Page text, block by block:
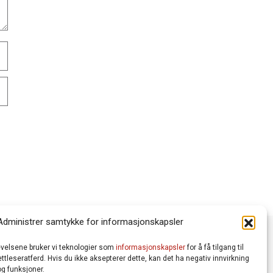
samtykke for informasjonskapsler
bruker vi teknologier som informasjonskapslerfor å få tilgang til
Hvis du ikke aksepterer dette, kan det ha negativ innvirkning
funksjoner.